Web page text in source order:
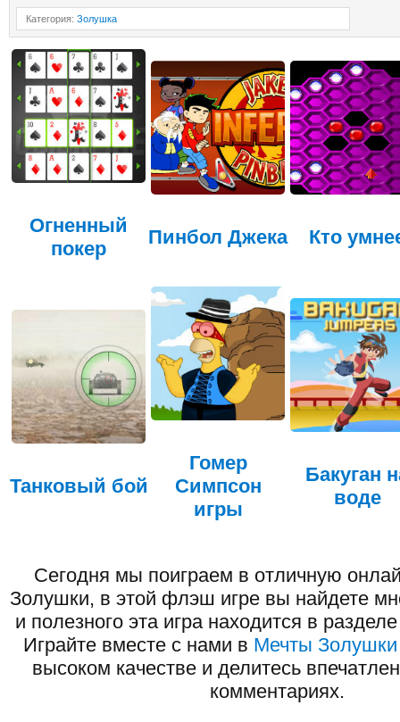
Категория: Золушка
Огненный
покер
Пинбол Джека Кто
Танковый бой
Гомер
Симпсон
игры
Бакуган
воде
Сегодня мы поиграем в отличную
Золушки, в этой флэш игре вы найдете
и полезного эта игра находится в
Играйте вместе с нами в Мечты Золушки
высоком качестве и делитесь
комментариях.